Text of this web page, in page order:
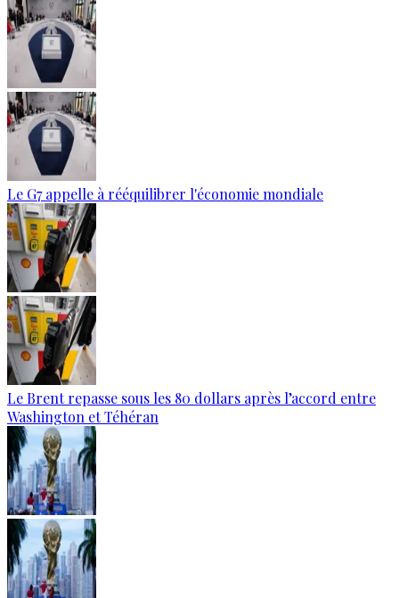
Le G7 appelle à rééquilibrer l'économie mondiale
Le Brent repasse sous les 80 dollars après l’accord entre
Washington et Téhéran